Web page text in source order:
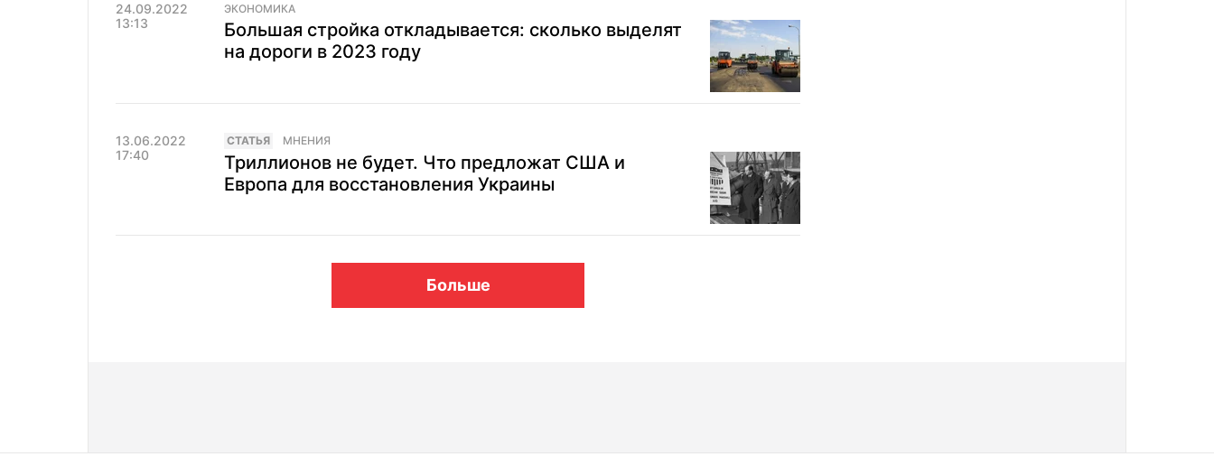
24.09.2022
13:13
ЭКОНОМИКА
Большая стройка откладывается: сколько выделят
на дороги в 2023 году
13.06.2022
17:40
CТАТЬЯ МНЕНИЯ
Триллионов не будет. Что предложат США и
Европа для восстановления Украины
Больше